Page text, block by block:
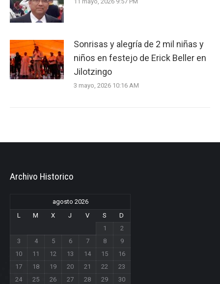
Sonrisas y alegría de 2 mil niñas y
niños en festejo de Erick Beller en
Jilotzingo
3 mayo, 2026 10:16 AM
Archivo Historico
agosto 2026
L
M X J V S
D
1
2
3
4 5 6 7 8
9
10
11 12 13 14 15
16
17
18 19 20 21 22
23
24
25 26 27 28 29
30